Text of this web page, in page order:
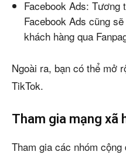
Facebook Ads: Tương
Facebook Ads cũng
khách hàng qua
Ngoài ra, bạn có thể mở
TikTok.
Tham gia mạng xã
Tham gia các nhóm